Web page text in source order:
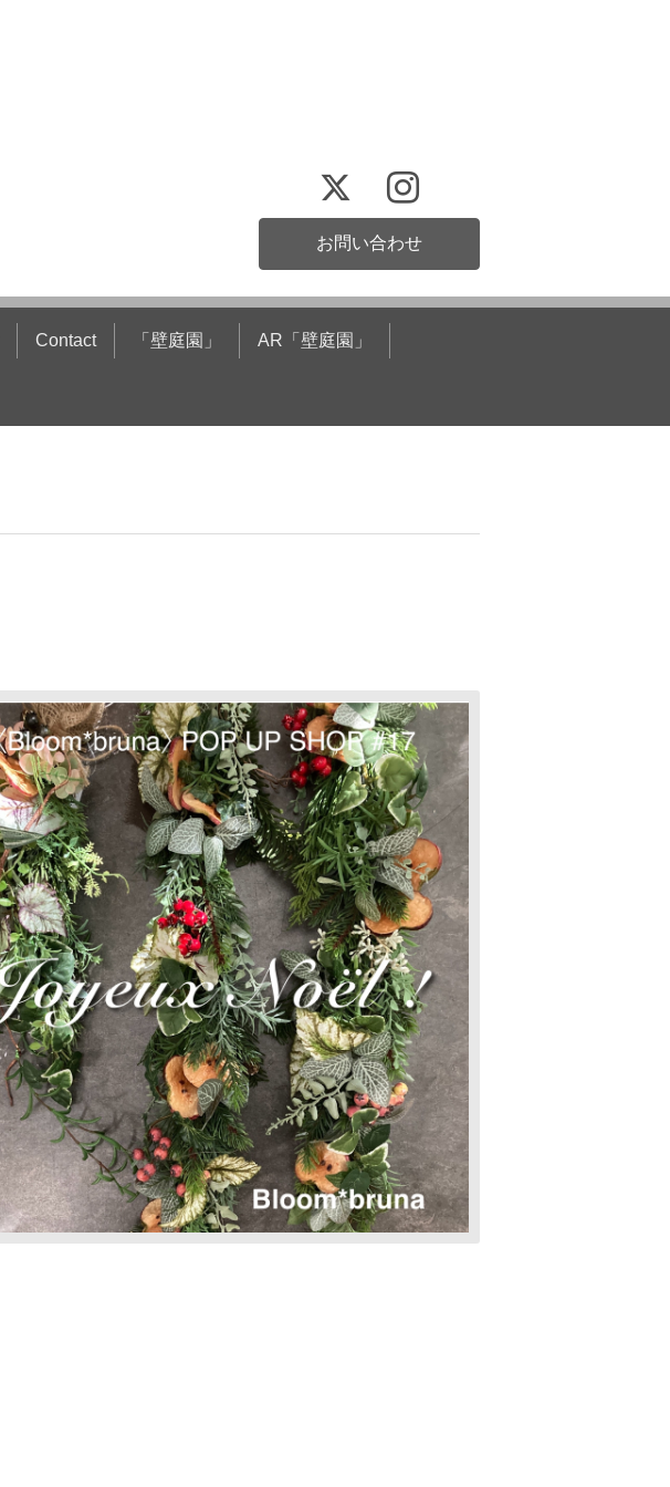
お問い合わせ
Contact 「壁庭園」 AR「壁庭園」